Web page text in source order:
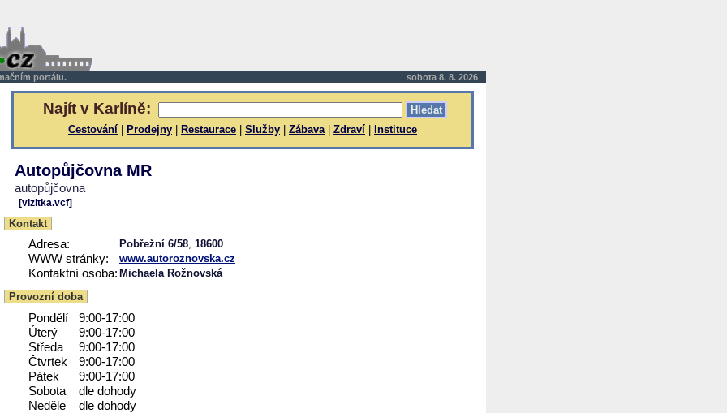
portálu. sobota 8. 8. 2026
Najít v Karlíně:
Cestování Prodejny Restaurace Služby Zábava| Zdraví Instituce
Autopůjčovna MR
autopůjčovna
[vizitka.vcf]
Kontakt
Adresa: Pobřežní 6/58, 18600
WWW stránky: www.autoroznovska.cz
Kontaktní osoba: Michaela Rožnovská
Provozní doba
Pondělí
9:00-17:00
Úterý
9:00-17:00
Středa
9:00-17:00
Čtvrtek
9:00-17:00
Pátek
9:00-17:00
Sobota
dle dohody
Neděle
dle dohody